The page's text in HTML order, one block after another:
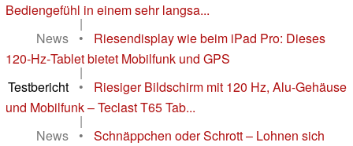
Bediengefühl in einem sehr langsa...
|
News
•
Riesendisplay wie beim iPad Pro: Dieses
120‑Hz‑Tablet bietet Mobilfunk und GPS
|
Testbericht
•
Riesiger Bildschirm mit 120 Hz, Alu-Gehäuse
und Mobilfunk – Teclast T65 Tab...
|
News
•
Schnäppchen oder Schrott – Lohnen sich